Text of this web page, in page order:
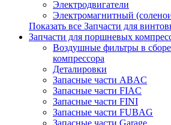
Электродвигатели
Электромагнитный
Показать все Запчасти для
Запчасти для поршневых
Воздушные фильтры в
компрессора
Деталировки
Запасные части ABAC
Запасные части FIAC
Запасные части FINI
Запасные части FUBAG
Запасные части Garage